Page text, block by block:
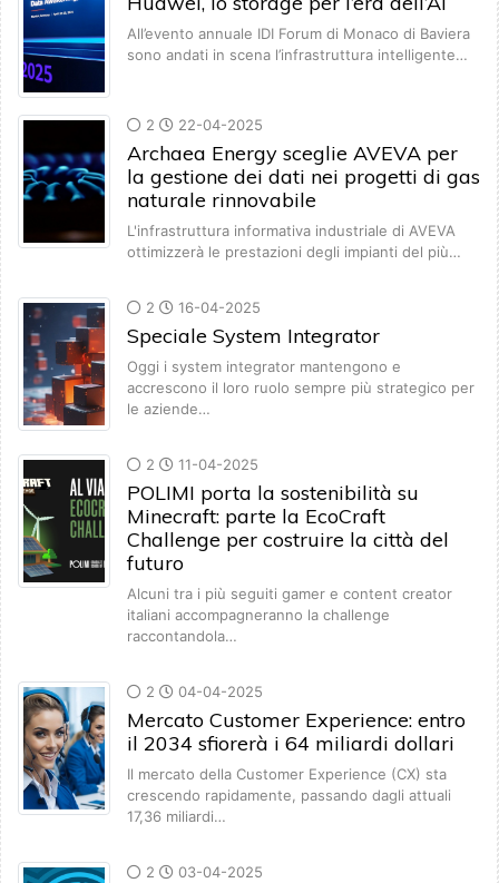
All’evento annuale IDI Forum di Monaco di Baviera
sono andati in scena l’infrastruttura intelligente…
2 22-04-2025
Archaea Energy sceglie AVEVA per
la gestione dei dati nei progetti di gas
naturale rinnovabile
L'infrastruttura informativa industriale di AVEVA
ottimizzerà le prestazioni degli impianti del più…
2 16-04-2025
Speciale System Integrator
Oggi i system integrator mantengono e
accrescono il loro ruolo sempre più strategico per
le aziende…
2 11-04-2025
POLIMI porta la sostenibilità su
Minecraft: parte la EcoCraft
Challenge per costruire la città del
futuro
Alcuni tra i più seguiti gamer e content creator
italiani accompagneranno la challenge
raccontandola…
2 04-04-2025
Mercato Customer Experience: entro
il 2034 sfiorerà i 64 miliardi dollari
Il mercato della Customer Experience (CX) sta
crescendo rapidamente, passando dagli attuali
17,36 miliardi…
2 03-04-2025